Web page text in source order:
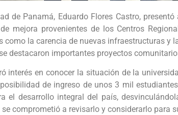
de Panamá, Eduardo Flores Castro,
mejora provenientes de los Centros
como la carencia de nuevas infraestructuras y
destacaron importantes proyectos
interés en conocer la situación de la
de ingreso de unos 3 mil
el desarrollo integral del país,
comprometió a revisarlo y considerarlo para